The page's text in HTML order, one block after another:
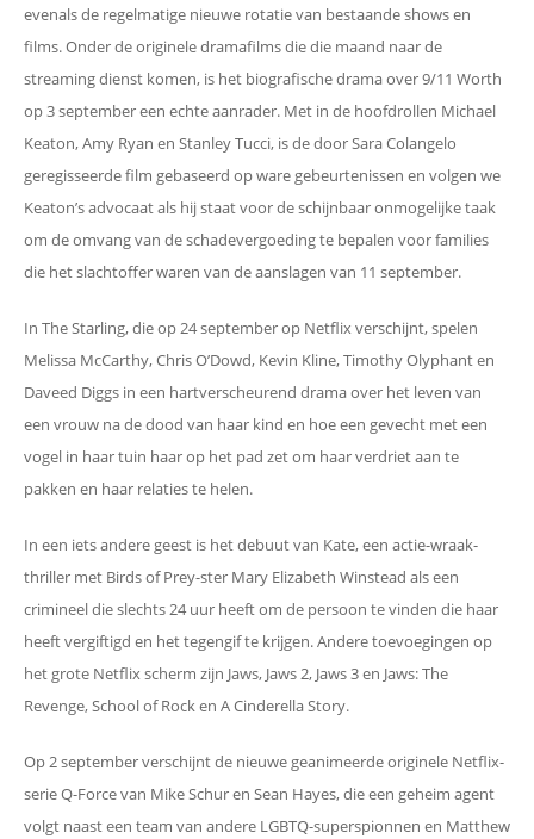
evenals de regelmatige nieuwe rotatie van bestaande shows en
films. Onder de originele dramafilms die die maand naar de
streaming dienst komen, is het biografische drama over 9/11 Worth
op 3 september een echte aanrader. Met in de hoofdrollen Michael
Keaton, Amy Ryan en Stanley Tucci, is de door Sara Colangelo
geregisseerde film gebaseerd op ware gebeurtenissen en volgen we
Keaton’s advocaat als hij staat voor de schijnbaar onmogelijke taak
om de omvang van de schadevergoeding te bepalen voor families
die het slachtoffer waren van de aanslagen van 11 september.
In The Starling, die op 24 september op Netflix verschijnt, spelen
Melissa McCarthy, Chris O’Dowd, Kevin Kline, Timothy Olyphant en
Daveed Diggs in een hartverscheurend drama over het leven van
een vrouw na de dood van haar kind en hoe een gevecht met een
vogel in haar tuin haar op het pad zet om haar verdriet aan te
pakken en haar relaties te helen.
In een iets andere geest is het debuut van Kate, een actie-wraak-
thriller met Birds of Prey-ster Mary Elizabeth Winstead als een
crimineel die slechts 24 uur heeft om de persoon te vinden die haar
heeft vergiftigd en het tegengif te krijgen. Andere toevoegingen op
het grote Netflix scherm zijn Jaws, Jaws 2, Jaws 3 en Jaws: The
Revenge, School of Rock en A Cinderella Story.
Op 2 september verschijnt de nieuwe geanimeerde originele Netflix-
serie Q-Force van Mike Schur en Sean Hayes, die een geheim agent
volgt naast een team van andere LGBTQ-superspionnen en Matthew